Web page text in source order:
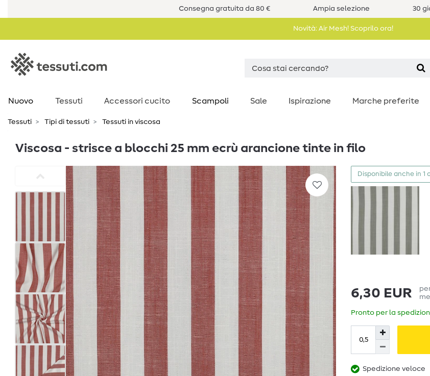
Consegna gratuita da 80 € Ampia selezione 30
Novità: Air Mesh! Scoprilo ora!
Nuovo Tessuti Accessori cucito Scampoli Sale Ispirazione Marche preferite
Tessuti Tipi di tessuti Tessuti in viscosa
Viscosa - strisce a blocchi 25 mm ecrù arancione tinte in filo
Disponibile anche in 1
6,30 EUR
Pronto per la
Spedizione veloce